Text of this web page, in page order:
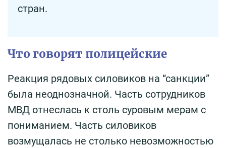
стран.
Что говорят полицейские
Реакция рядовых силовиков на “санкции”
была неоднозначной. Часть сотрудников
МВД отнеслась к столь суровым мерам с
пониманием. Часть силовиков
возмущалась не столько невозможностью